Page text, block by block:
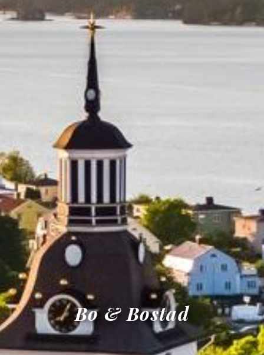
Bo & Bostad